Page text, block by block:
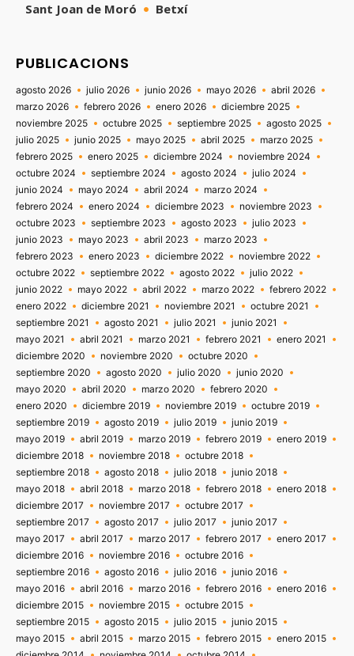
Sant Joan de Moró
Betxí
PUBLICACIONS
agosto 2026 julio 2026 junio 2026 mayo 2026
abril 2026
marzo 2026
febrero 2026 enero 2026
diciembre 2025
noviembre 2025
octubre 2025 septiembre 2025
agosto 2025
julio 2025
junio 2025 mayo 2025 abril 2025
marzo 2025
febrero 2025
enero 2025 diciembre 2024
noviembre 2024
octubre 2024
septiembre 2024 agosto 2024
julio 2024
junio 2024
mayo 2024 abril 2024
marzo 2024
febrero 2024
enero 2024 diciembre 2023
noviembre 2023
octubre 2023
septiembre 2023 agosto 2023
julio 2023
junio 2023
mayo 2023 abril 2023
marzo 2023
febrero 2023
enero 2023 diciembre 2022
noviembre 2022
octubre 2022
septiembre 2022 agosto 2022
julio 2022
junio 2022
mayo 2022 abril 2022 marzo 2022
febrero 2022
enero 2022
diciembre 2021 noviembre 2021
octubre 2021
septiembre 2021
agosto 2021 julio 2021
junio 2021
mayo 2021
abril 2021 marzo 2021 febrero 2021
enero 2021
diciembre 2020
noviembre 2020
octubre 2020
septiembre 2020
agosto 2020 julio 2020
junio 2020
mayo 2020
abril 2020 marzo 2020
febrero 2020
enero 2020
diciembre 2019 noviembre 2019
octubre 2019
septiembre 2019
agosto 2019 julio 2019
junio 2019
mayo 2019
abril 2019 marzo 2019 febrero 2019
enero 2019
diciembre 2018
noviembre 2018
octubre 2018
septiembre 2018
agosto 2018 julio 2018
junio 2018
mayo 2018
abril 2018 marzo 2018 febrero 2018
enero 2018
diciembre 2017
noviembre 2017
octubre 2017
septiembre 2017
agosto 2017 julio 2017
junio 2017
mayo 2017
abril 2017 marzo 2017 febrero 2017
enero 2017
diciembre 2016
noviembre 2016
octubre 2016
septiembre 2016
agosto 2016 julio 2016
junio 2016
mayo 2016
abril 2016 marzo 2016 febrero 2016
enero 2016
diciembre 2015
noviembre 2015
octubre 2015
septiembre 2015
agosto 2015 julio 2015
junio 2015
mayo 2015
abril 2015 marzo 2015 febrero 2015
enero 2015